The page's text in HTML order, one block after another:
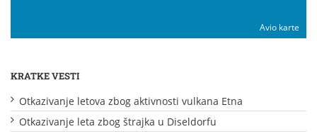
Avio karte
KRATKE VESTI
Otkazivanje letova zbog aktivnosti vulkana Etna
Otkazivanje leta zbog štrajka u Diseldorfu